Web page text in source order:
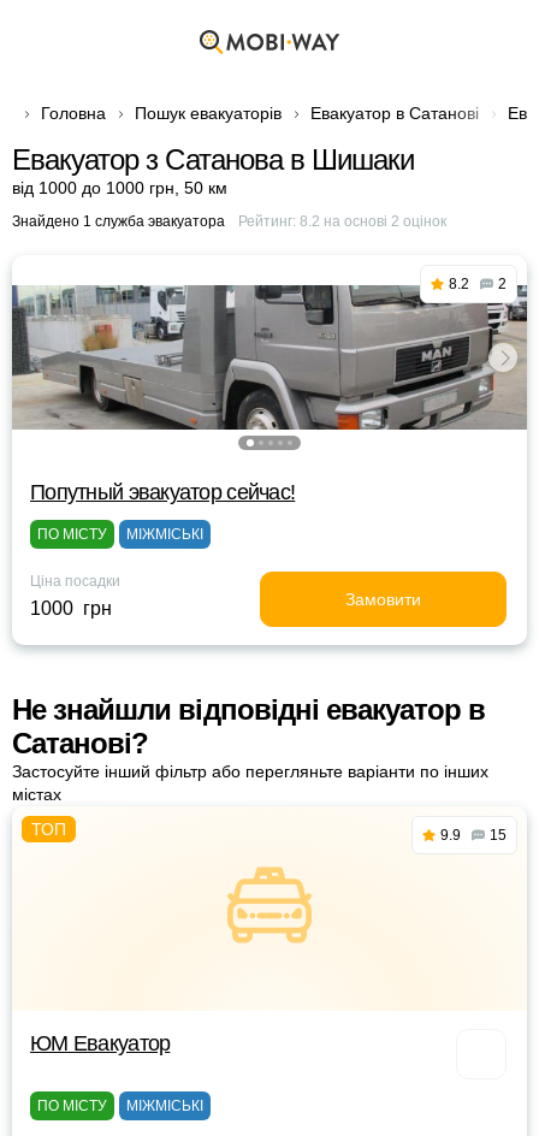
Головна Пошук евакуаторів Евакуатор в Сатанові
Евакуатор з Сатанова в Шишаки
від 1000 до 1000 грн 50 км
Знайдено 1 служба эвакуатора Рейтинг: 8.2 на основі 2 оцінок
8.2 2
Попутный эвакуатор сейчас!
ПО МІСТУ МІЖМІСЬКІ
Ціна посадки
1000 грн Замовити
Не знайшли відповідні евакуатор в
Сатанові?
Застосуйте інший фільтр або перегляньте варіанти по інших
містах
9.9 15
ЮМ Евакуатор
ПО МІСТУ МІЖМІСЬКІ